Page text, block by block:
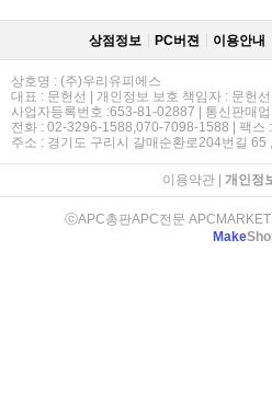
상점정보 PC버젼 이용안내
상호명 : (주)우리유피에스
대표 : 문헌선 | 개인정보 보호 책임자 : 문헌선
사업자등록번호 :653-81-02887 | 통신판매
전화 : 02-3296-1588,070-7098-1588 | 팩스
주소 : 경기도 구리시 갈매순환로204번길 65
이용약관| 개인정
ⓒAPC총판APC전문
Make